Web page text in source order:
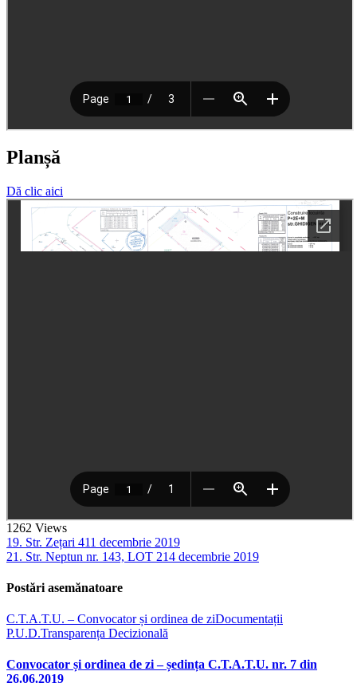
Planșă
Dă clic aici
1262 Views
19. Str. Zețari 411 decembrie 2019
21. Str. Neptun nr. 143, LOT 214 decembrie 2019
Postări asemănatoare
C.T.A.T.U. – Convocator și ordinea de ziDocumentații
P.U.D.Transparența Decizională
Convocator și ordinea de zi – ședința C.T.A.T.U. nr. 7 din
26.06.2019